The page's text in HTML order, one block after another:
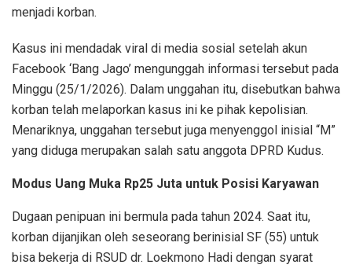
menjadi korban.
Kasus ini mendadak viral di media sosial setelah akun
Facebook ‘Bang Jago’ mengunggah informasi tersebut pada
Minggu (25/1/2026). Dalam unggahan itu, disebutkan bahwa
korban telah melaporkan kasus ini ke pihak kepolisian.
Menariknya, unggahan tersebut juga menyenggol inisial “M”
yang diduga merupakan salah satu anggota DPRD Kudus.
Modus Uang Muka Rp25 Juta untuk Posisi Karyawan
Dugaan penipuan ini bermula pada tahun 2024. Saat itu,
korban dijanjikan oleh seseorang berinisial SF (55) untuk
bisa bekerja di RSUD dr. Loekmono Hadi dengan syarat